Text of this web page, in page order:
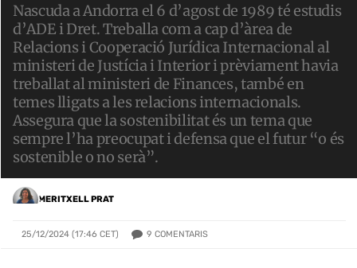
Nascuda a Andorra el 6 d’agost de 1989 té estudis
d’ADE i Dret. Treballa com a cap d’àrea de
Relacions i Cooperació Jurídica Internacional al
ministeri de Justícia i Interior i prèviament havia
treballat al ministeri de Finances, també en
temes lligats a les relacions internacionals.
Assegura que la sostenibilitat és un tema que
sempre l’ha preocupat i defensa que el futur “o és
sostenible o no serà”.
MERITXELL PRAT
25/12/2024 (17:46 CET) 9 COMENTARIS